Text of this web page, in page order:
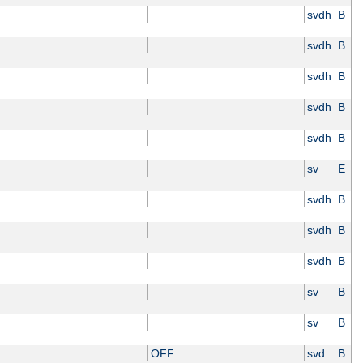
svdh B
svdh B
svdh B
svdh B
svdh B
sv E
svdh B
svdh B
svdh B
sv B
sv B
OFF svd B